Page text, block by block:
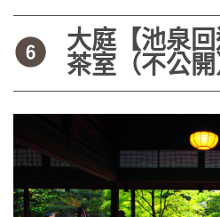
大庭【池泉
茶室（不公開